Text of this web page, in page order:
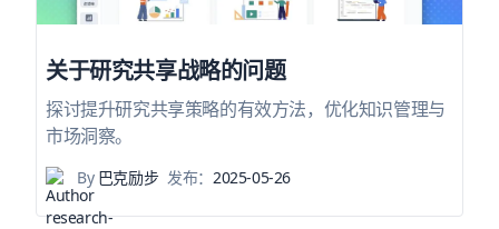
关于研究共享战略的问题
探讨提升研究共享策略的有效方法，优化知识管理与
市场洞察。
By巴克励步 发布： 2025-05-26